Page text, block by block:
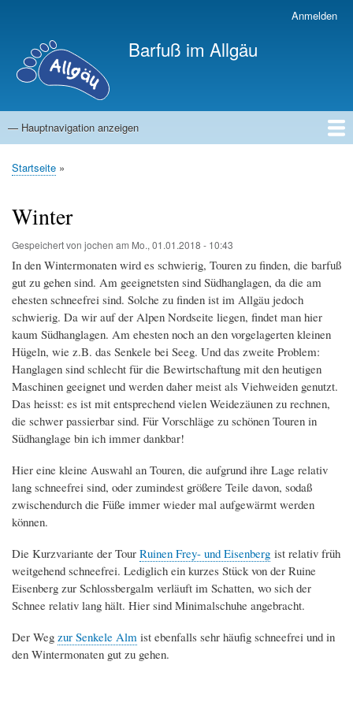
Inhalt
Anmelden
Barfuß im Allgäu
Hauptnavigation
— Hauptnavigation anzeigen
Startseite
Touren
Winter
Dies&Das
Pfadnavigation
Startseite
Winter
Gespeichert von jochen am Mo., 01.01.2018 - 10:43
In den Wintermonaten wird es schwierig, Touren zu finden, die barfuß
gut zu gehen sind. Am geeignetsten sind Südhanglagen, da die am
ehesten schneefrei sind. Solche zu finden ist im Allgäu jedoch
schwierig. Da wir auf der Alpen Nordseite liegen, findet man hier
kaum Südhanglagen. Am ehesten noch an den vorgelagerten kleinen
Hügeln, wie z.B. das Senkele bei Seeg. Und das zweite Problem:
Hanglagen sind schlecht für die Bewirtschaftung mit den heutigen
Maschinen geeignet und werden daher meist als Viehweiden genutzt.
Das heisst: es ist mit entsprechend vielen Weidezäunen zu rechnen,
die schwer passierbar sind. Für Vorschläge zu schönen Touren in
Südhanglage bin ich immer dankbar!
Hier eine kleine Auswahl an Touren, die aufgrund ihre Lage relativ
lang schneefrei sind, oder zumindest größere Teile davon, sodaß
zwischendurch die Füße immer wieder mal aufgewärmt werden
können.
Die Kurzvariante der Tour Ruinen Frey- und Eisenberg ist relativ früh
weitgehend schneefrei. Lediglich ein kurzes Stück von der Ruine
Eisenberg zur Schlossbergalm verläuft im Schatten, wo sich der
Schnee relativ lang hält. Hier sind Minimalschuhe angebracht.
Der Weg zur Senkele Alm ist ebenfalls sehr häufig schneefrei und in
den Wintermonaten gut zu gehen.